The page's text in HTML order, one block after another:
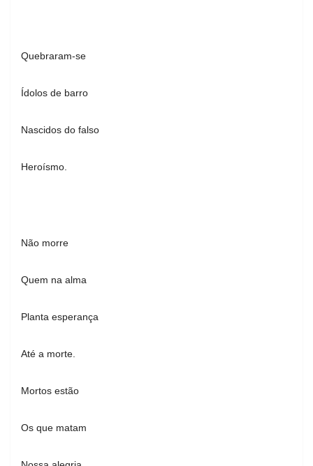
Quebraram-se
Ídolos de barro
Nascidos do falso
Heroísmo.
Não morre
Quem na alma
Planta esperança
Até a morte.
Mortos estão
Os que matam